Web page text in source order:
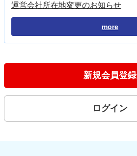
運営会社所在地変更のお知らせ
more
新規会員登録
ログイン